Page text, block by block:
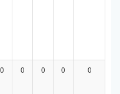
0 0 0 0 0